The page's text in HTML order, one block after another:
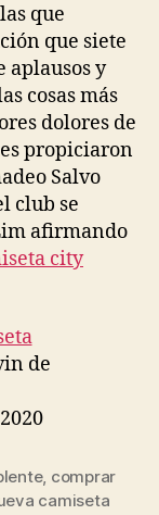
que
que siete
aplausos y
cosas más
dolores de
propiciaron
Salvo
club se
afirmando
city
, comprar
camiseta